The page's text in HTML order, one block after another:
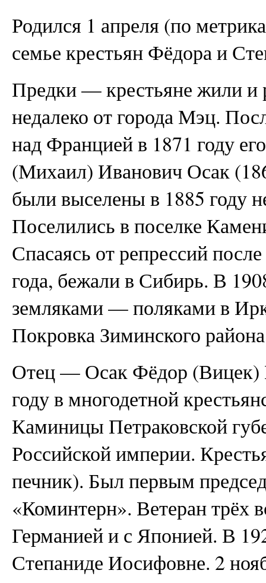
Родился 1 апреля (по
семье крестьян Фёдора и
Предки — крестьяне жили и
недалеко от города Мэц.
над Францией в 1871 году
(Михаил) Иванович Осак
были выселены в 1885 году
Поселились в поселке
Спасаясь от репрессий
года, бежали в Сибирь. В
земляками — поляками в
Покровка Зиминского
Отец — Осак Фёдор (Вицек)
году в многодетной
Каминицы Петраковской
Российской империи.
печник). Был первым
«Коминтерн». Ветеран трёх
Германией и с Японией. В
Степаниде Иосифовне. 2